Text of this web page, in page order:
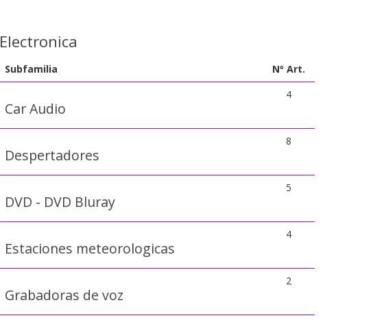
Electronica
Subfamilia Nº Art.
Car Audio
4
Despertadores
8
DVD - DVD Bluray
5
Estaciones meteorologicas
4
Grabadoras de voz
2